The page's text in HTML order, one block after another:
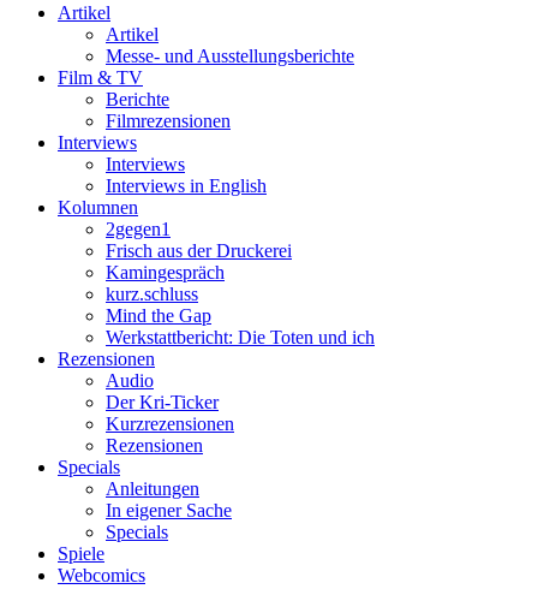
Artikel
Artikel
Messe- und Ausstellungsberichte
Film & TV
Berichte
Filmrezensionen
Interviews
Interviews
Interviews in English
Kolumnen
2gegen1
Frisch aus der Druckerei
Kamingespräch
kurz.schluss
Mind the Gap
Werkstattbericht: Die Toten und ich
Rezensionen
Audio
Der Kri-Ticker
Kurzrezensionen
Rezensionen
Specials
Anleitungen
In eigener Sache
Specials
Spiele
Webcomics